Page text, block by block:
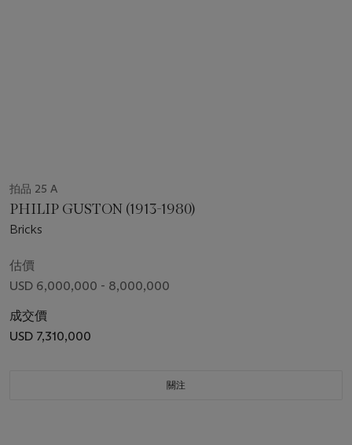
拍品 25 A
PHILIP GUSTON (1913-1980)
Bricks
估價
USD 6,000,000 - 8,000,000
成交價
USD 7,310,000
關注